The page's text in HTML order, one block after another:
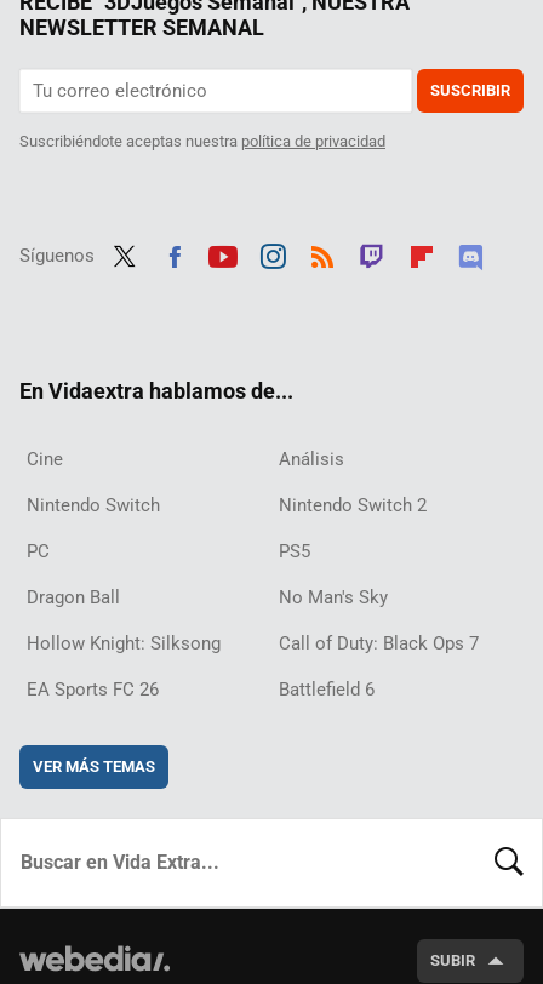
NEWSLETTER SEMANAL
SUSCRIBIR
Suscribiéndote aceptas nuestra política de privacidad
Síguenos
En Vidaextra hablamos de...
Cine Análisis
Nintendo Switch Nintendo Switch 2
PC PS5
Dragon Ball No Man's Sky
Hollow Knight: Silksong Call of Duty: Black Ops 7
EA Sports FC 26 Battlefield 6
VER MÁS TEMAS
SUBIR